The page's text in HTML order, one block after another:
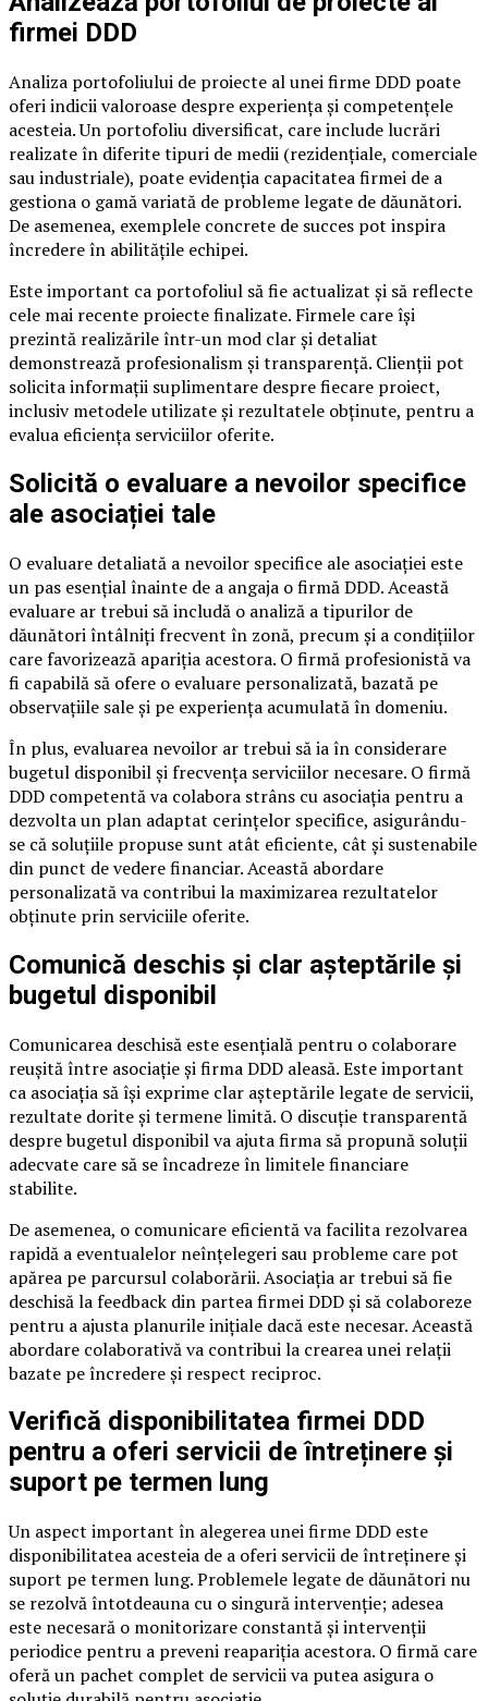
firmei DDD
Analiza portofoliului de proiecte al unei firme DDD poate
oferi indicii valoroase despre experiența și competențele
acesteia. Un portofoliu diversificat, care include lucrări
realizate în diferite tipuri de medii (rezidențiale, comerciale
sau industriale), poate evidenția capacitatea firmei de a
gestiona o gamă variată de probleme legate de dăunători.
De asemenea, exemplele concrete de succes pot inspira
încredere în abilitățile echipei.
Este important ca portofoliul să fie actualizat și să reflecte
cele mai recente proiecte finalizate. Firmele care își
prezintă realizările într-un mod clar și detaliat
demonstrează profesionalism și transparență. Clienții pot
solicita informații suplimentare despre fiecare proiect,
inclusiv metodele utilizate și rezultatele obținute, pentru a
evalua eficiența serviciilor oferite.
Solicită o evaluare a nevoilor specifice
ale asociației tale
O evaluare detaliată a nevoilor specifice ale asociației este
un pas esențial înainte de a angaja o firmă DDD. Această
evaluare ar trebui să includă o analiză a tipurilor de
dăunători întâlniți frecvent în zonă, precum și a condițiilor
care favorizează apariția acestora. O firmă profesionistă va
fi capabilă să ofere o evaluare personalizată, bazată pe
observațiile sale și pe experiența acumulată în domeniu.
În plus, evaluarea nevoilor ar trebui să ia în considerare
bugetul disponibil și frecvența serviciilor necesare. O firmă
DDD competentă va colabora strâns cu asociația pentru a
dezvolta un plan adaptat cerințelor specifice, asigurându-
se că soluțiile propuse sunt atât eficiente, cât și sustenabile
din punct de vedere financiar. Această abordare
personalizată va contribui la maximizarea rezultatelor
obținute prin serviciile oferite.
Comunică deschis și clar așteptările și
bugetul disponibil
Comunicarea deschisă este esențială pentru o colaborare
reușită între asociație și firma DDD aleasă. Este important
ca asociația să își exprime clar așteptările legate de servicii,
rezultate dorite și termene limită. O discuție transparentă
despre bugetul disponibil va ajuta firma să propună soluții
adecvate care să se încadreze în limitele financiare
stabilite.
De asemenea, o comunicare eficientă va facilita rezolvarea
rapidă a eventualelor neînțelegeri sau probleme care pot
apărea pe parcursul colaborării. Asociația ar trebui să fie
deschisă la feedback din partea firmei DDD și să colaboreze
pentru a ajusta planurile inițiale dacă este necesar. Această
abordare colaborativă va contribui la crearea unei relații
bazate pe încredere și respect reciproc.
Verifică disponibilitatea firmei DDD
pentru a oferi servicii de întreținere și
suport pe termen lung
Un aspect important în alegerea unei firme DDD este
disponibilitatea acesteia de a oferi servicii de întreținere și
suport pe termen lung. Problemele legate de dăunători nu
se rezolvă întotdeauna cu o singură intervenție; adesea
este necesară o monitorizare constantă și intervenții
periodice pentru a preveni reapariția acestora. O firmă care
oferă un pachet complet de servicii va putea asigura o